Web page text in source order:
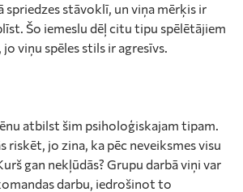
spriedzes stāvoklī, un viņa mērķis ir
Šo iemeslu dēļ citu tipu spēlētājiem
viņu spēles stils ir agresīvs.
atbilst šim psiholoģiskajam tipam.
riskēt, jo zina, ka pēc neveiksmes visu
gan nekļūdās? Grupu darbā viņi var
darbu, iedrošinot to